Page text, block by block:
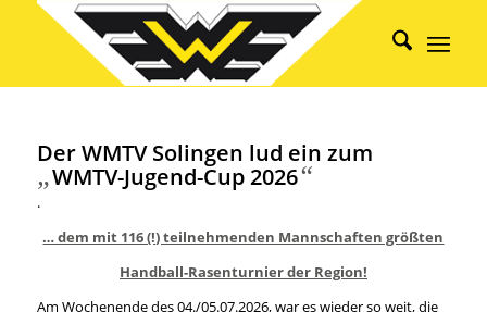
Der WMTV Solingen lud ein zum
„WMTV-Jugend-Cup 2026“
.
… dem mit 116 (!) teilnehmenden Mannschaften größten
Handball-Rasenturnier der Region!
Am Wochenende des 04./05.07.2026, war es wieder so weit, die